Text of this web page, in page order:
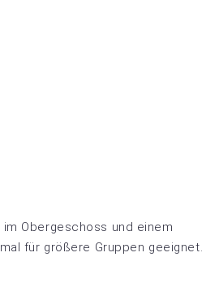
Obergeschoss und einem
für größere Gruppen geeignet.